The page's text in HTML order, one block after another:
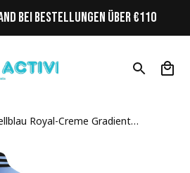
BEI BESTELLUNGEN ÜBER €110
Royal-Creme Gradient